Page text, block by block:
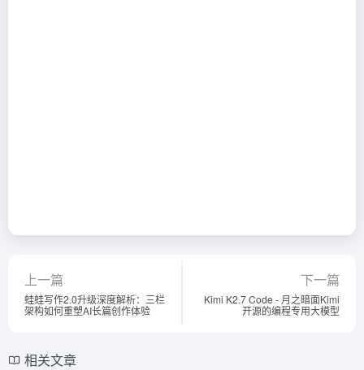
上一篇
蛙蛙写作2.0升级深度解析：三栏
架构如何重塑AI长篇创作体验
下一篇
Kimi K2.7 Code - 月之暗面Kimi
开源的编程专用大模型
相关文章